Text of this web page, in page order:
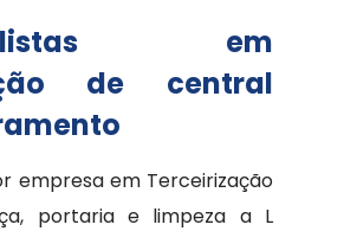
em
de central
empresa em Terceirização
portaria e limpeza a L